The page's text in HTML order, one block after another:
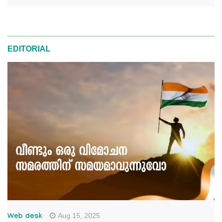
EDITORIAL
Web desk Aug 15, 2025